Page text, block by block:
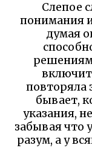
Слепое
понимания
думая
повторяла
бывает,
указания,
забывая что
разум, а у